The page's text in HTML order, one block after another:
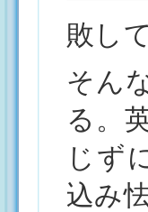
敗し
そん
る。
じず
込み